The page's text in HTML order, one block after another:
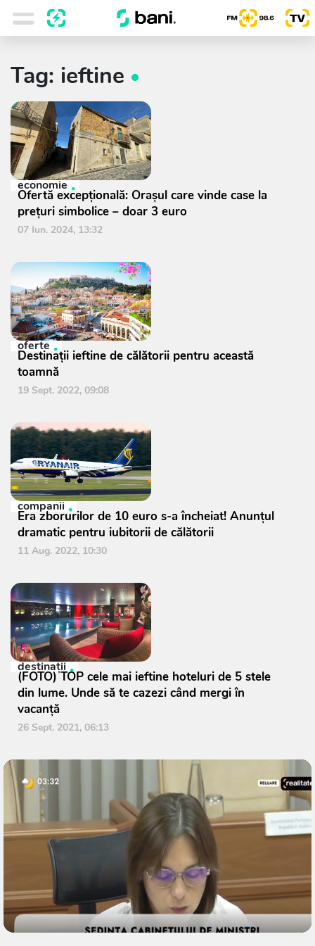
Tag: ieftine
economie
Ofertă excepțională: Orașul care vinde case la
prețuri simbolice – doar 3 euro
07 Iun. 2024, 13:32
oferte
Destinații ieftine de călătorii pentru această
toamnă
19 Sept. 2022, 09:08
companii
Era zborurilor de 10 euro s-a încheiat! Anunțul
dramatic pentru iubitorii de călătorii
11 Aug. 2022, 10:30
destinații
(FOTO) TOP cele mai ieftine hoteluri de 5 stele
din lume. Unde să te cazezi când mergi în
vacanță
26 Sept. 2021, 06:13